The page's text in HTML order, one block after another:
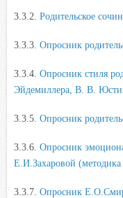
3.3.2. Родительское
3.3.3. Опросник
3.3.4. Опросник стиля
Эйдемиллера, В. В.
3.3.5. Опросник
3.3.6. Опросник
Е.И.Захаровой
3.3.7. Опросник